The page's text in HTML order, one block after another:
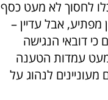
לחסוך לא מעט כסף
אבל עדיין –
דובאי הנגישה
מעט עמדות הטענה
לנהוג על